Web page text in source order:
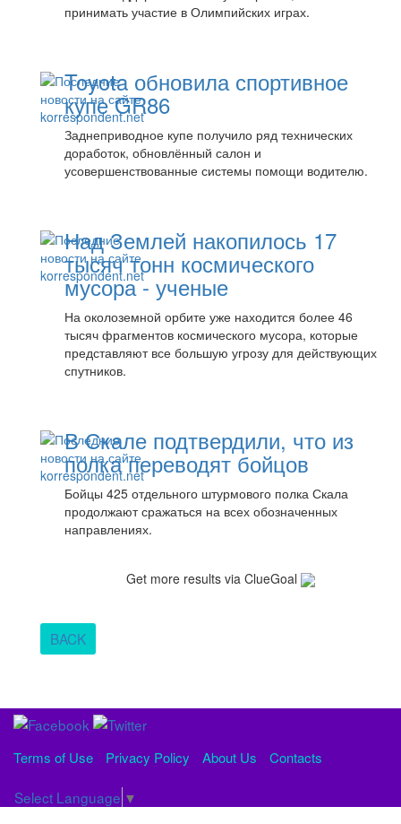
принимать участие в Олимпийских играх.
Toyota обновила спортивное
купе GR86
Заднеприводное купе получило ряд технических
доработок, обновлённый салон и
усовершенствованные системы помощи водителю.
Над Землей накопилось 17
тысяч тонн космического
мусора - ученые
На околоземной орбите уже находится более 46
тысяч фрагментов космического мусора, которые
представляют все большую угрозу для действующих
спутников.
В Скале подтвердили, что из
полка переводят бойцов
Бойцы 425 отдельного штурмового полка Скала
продолжают сражаться на всех обозначенных
направлениях.
Get more results via ClueGoal
BACK
Terms of Use Privacy Policy About Us Contacts
Select Language ▼